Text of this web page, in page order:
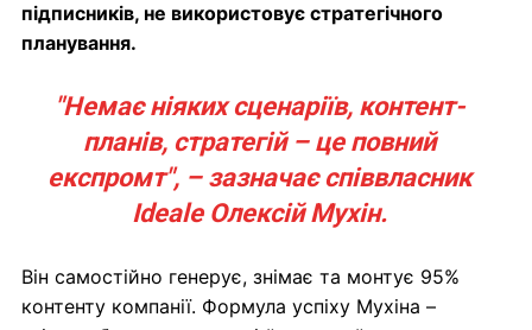
підписників, не використовує стратегічного
планування.
"Немає ніяких сценаріїв, контент-
планів, стратегій – це повний
експромт", – зазначає співвласник
Ideale Олексій Мухін.
Він самостійно генерує, знімає та монтує 95%
контенту компанії. Формула успіху Мухіна –